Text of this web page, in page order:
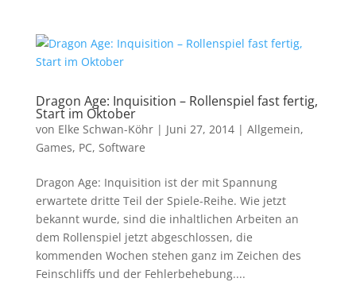
Dragon Age: Inquisition – Rollenspiel fast fertig,
Start im Oktober
von Elke Schwan-Köhr| Juni 27, 2014| Allgemein,
Games, PC, Software
Dragon Age: Inquisition ist der mit Spannung
erwartete dritte Teil der Spiele-Reihe. Wie jetzt
bekannt wurde, sind die inhaltlichen Arbeiten an
dem Rollenspiel jetzt abgeschlossen, die
kommenden Wochen stehen ganz im Zeichen des
Feinschliffs und der Fehlerbehebung....